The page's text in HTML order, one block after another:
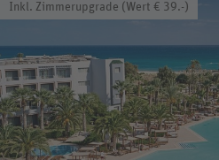
Inkl. Zimmerupgrade (Wert € 39.-)